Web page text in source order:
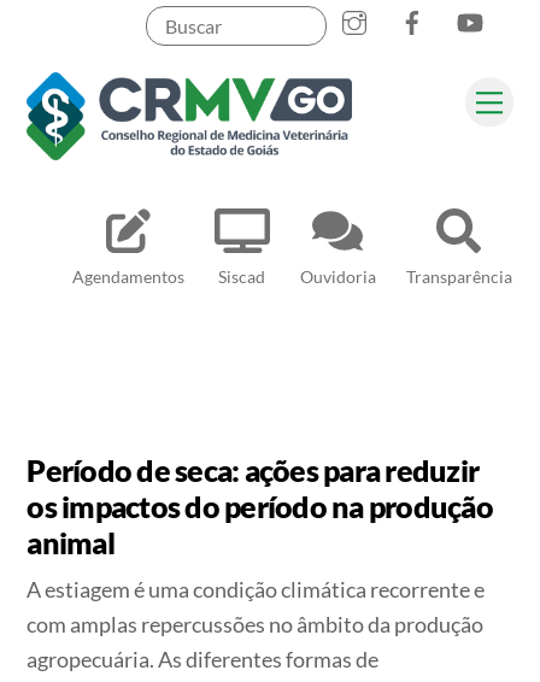
content
Agendamentos Siscad Ouvidoria Transparência
Pesquisar
Período de seca: ações para reduzir
os impactos do período na produção
animal
A estiagem é uma condição climática recorrente e
com amplas repercussões no âmbito da produção
agropecuária. As diferentes formas de